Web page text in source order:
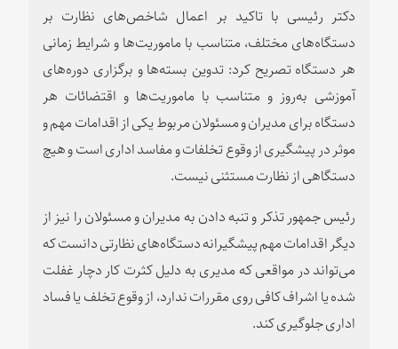
دکتر رئیسی با تاکید بر اعمال شاخص‌های نظارت بر
دستگاه‌های مختلف، متناسب با ماموریت‌ها و شرایط زمانی
هر دستگاه تصریح کرد: تدوین بسته‌ها و برگزاری دوره‌های
آموزشی به‌روز و متناسب با ماموریت‌ها و اقتضائات هر
دستگاه برای مدیران و مسئولان مربوط یکی از اقدامات مهم و
موثر در پیشگیری از وقوع تخلفات و مفاسد اداری است و هیچ
دستگاهی از نظارت مستثنی نیست.
رئیس جمهور تذکر و تنبه دادن به مدیران و مسئولان را نیز از
دیگر اقدامات مهم پیشگیرانه دستگا‌ه‌های نظارتی دانست که
می‌تواند در مواقعی که مدیری به دلیل کثرت کار دچار غفلت
شده یا اشراف کافی روی مقررات ندارد، از وقوع تخلف یا فساد
اداری جلوگیری کند.